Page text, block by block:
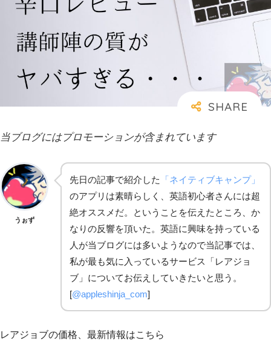
当ブログにはプロモーションが含まれています
うぉず
先日の記事で紹介した
「ネイティブキャンプ」
のアプリは素晴らしく、英語初心者さんには超
絶オススメだ。ということを伝えたところ、か
なりの反響を頂いた。英語に興味を持っている
人が当ブログには多いようなので当記事では、
私が最も気に入っているサービス「レアジョ
ブ」についてお伝えしていきたいと思う。
[@appleshinja_com]
レアジョブの価格、最新情報はこちら